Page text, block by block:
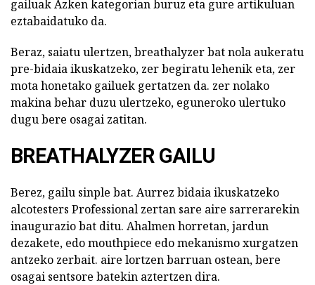
gailuak Azken kategorian buruz eta gure artikuluan
eztabaidatuko da.
Beraz, saiatu ulertzen, breathalyzer bat nola aukeratu
pre-bidaia ikuskatzeko, zer begiratu lehenik eta, zer
mota honetako gailuek gertatzen da. zer nolako
makina behar duzu ulertzeko, eguneroko ulertuko
dugu bere osagai zatitan.
BREATHALYZER GAILU
Berez, gailu sinple bat. Aurrez bidaia ikuskatzeko
alcotesters Professional zertan sare aire sarrerarekin
inaugurazio bat ditu. Ahalmen horretan, jardun
dezakete, edo mouthpiece edo mekanismo xurgatzen
antzeko zerbait. aire lortzen barruan ostean, bere
osagai sentsore batekin aztertzen dira.